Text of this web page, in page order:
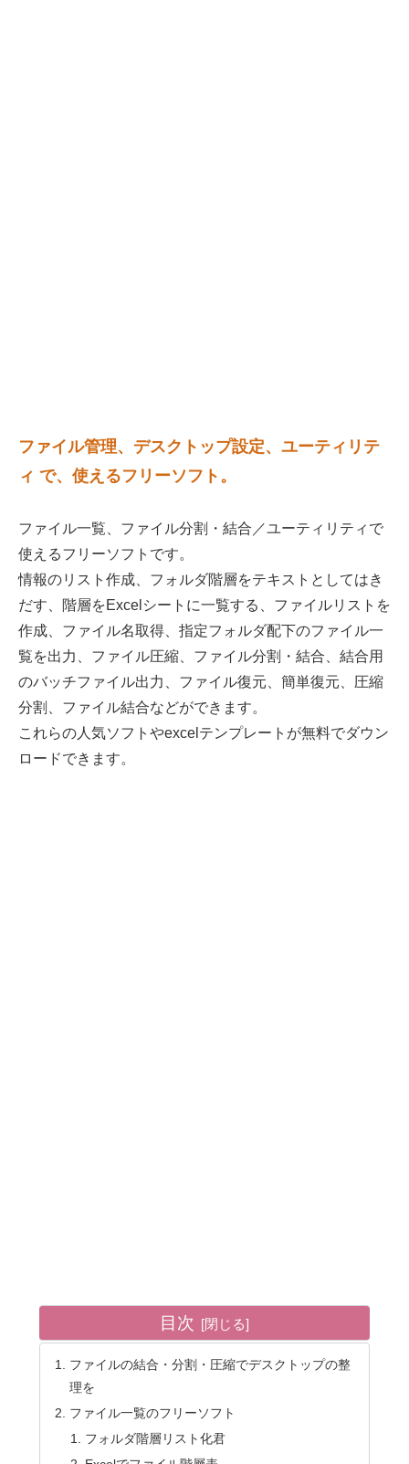
ファイル管理、デスクトップ設定、ユーティリテ
ィ で、使えるフリーソフト。
ファイル一覧、ファイル分割・結合／ユーティリティで
使えるフリーソフトです。
情報のリスト作成、フォルダ階層をテキストとしてはき
だす、階層をExcelシートに一覧する、ファイルリストを
作成、ファイル名取得、指定フォルダ配下のファイル一
覧を出力、ファイル圧縮、ファイル分割・結合、結合用
のバッチファイル出力、ファイル復元、簡単復元、圧縮
分割、ファイル結合などができます。
これらの人気ソフトやexcelテンプレートが無料でダウン
ロードできます。
目次
ファイルの結合・分割・圧縮でデスクトップの整
理を
ファイル一覧のフリーソフト
フォルダ階層リスト化君